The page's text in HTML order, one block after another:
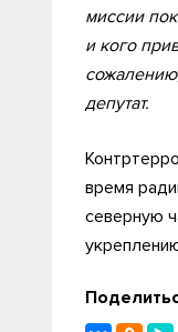
миссии
и кого
депутат.
время
северную